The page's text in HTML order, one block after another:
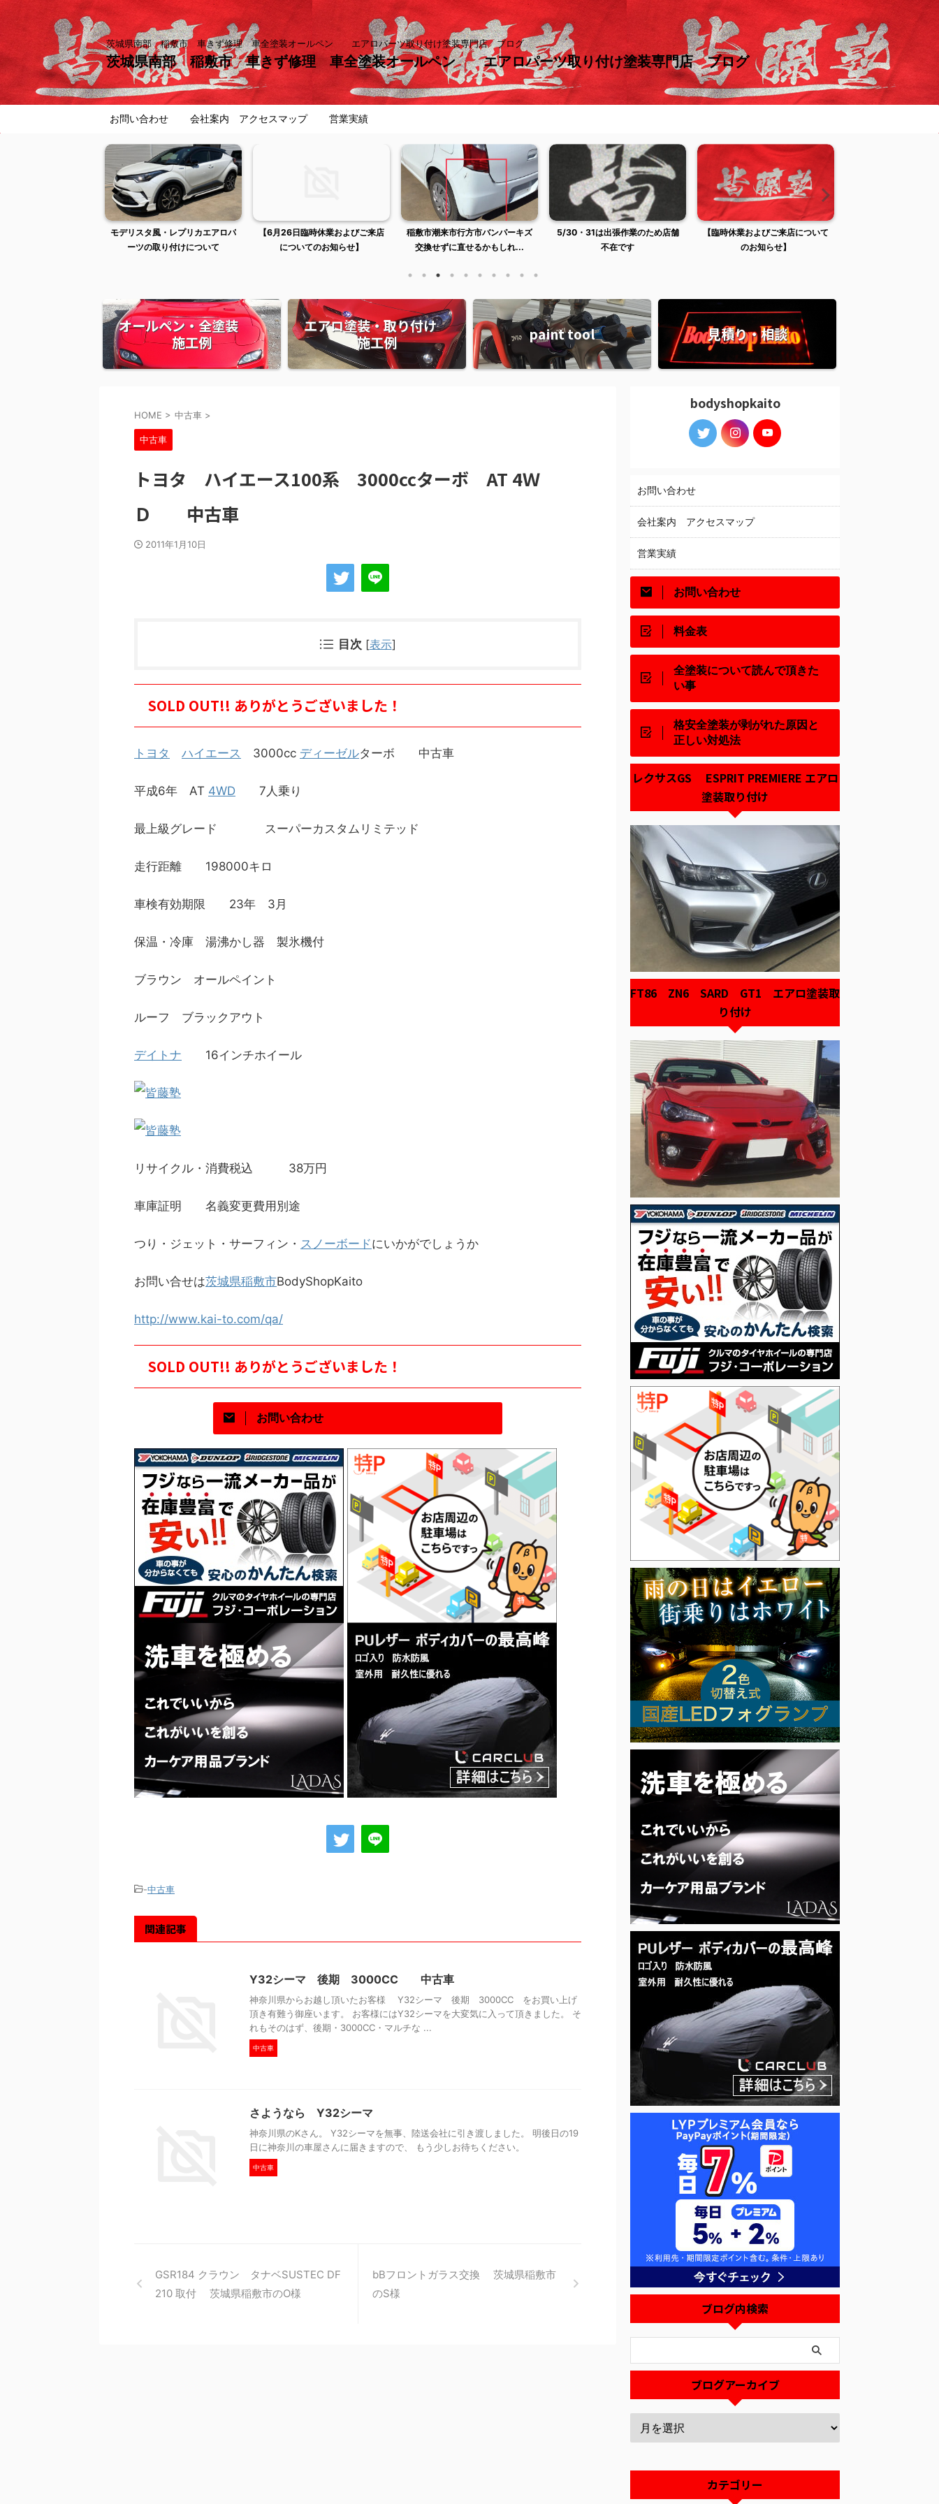
茨城県南部 稲敷市 車きず修理 車全塗装オールペン エアロパーツ取り付け塗装専門店 ブログ
茨城県南部 稲敷市 車きず修理 車全塗装オールペン エアロパーツ取り付け塗装専門店 ブログ
お問い合わせ 会社案内 アクセスマップ 営業実績
モデリスタ風・レプリカエアロパ
ーツの取り付けについて
【6月26日臨時休業およびご来店
についてのお知らせ】
稲敷市潮来市行方市バンパーキズ
交換せずに直せるかもしれ...
5/30・31は出張作業のため店舗
不在です
【臨時休業およびご来店について
のお知らせ】
オールペン・全塗装
施工例
エアロ塗装・取り付け
施工例
paint tool 見積り・相談
HOME > 中古車 >
中古車
トヨタ ハイエース100系 3000ccターボ AT 4Ｗ
Ｄ 中古車
2011年1月10日
目次 [表示]
SOLD OUT!! ありがとうございました！
トヨタ ハイエース 3000cc ディーゼルターボ 中古車
平成6年 AT 4WD 7人乗り
最上級グレード スーパーカスタムリミテッド
走行距離 198000キロ
車検有効期限 23年 3月
保温・冷庫 湯沸かし器 製氷機付
ブラウン オールペイント
ルーフ ブラックアウト
デイトナ 16インチホイール
リサイクル・消費税込 38万円
車庫証明 名義変更費用別途
つり・ジェット・サーフィン・ スノーボードにいかがでしょうか
お問い合せは茨城県稲敷市BodyShopKaito
http://www.kai-to.com/qa/
SOLD OUT!! ありがとうございました！
お問い合わせ
-中古車
関連記事
Y32シーマ 後期 3000CC 中古車
神奈川県からお越し頂いたお客様 Y32シーマ 後期 3000CC をお買い上げ
頂き有難う御座います。 お客様にはY32シーマを大変気に入って頂きました。 そ
れもそのはず、後期・3000CC・マルチな ...
中古車
さようなら Y32シーマ
神奈川県のKさん。 Y32シーマを無事、陸送会社に引き渡しました。 明後日の19
日に神奈川の車屋さんに届きますので、 もう少しお待ちください。
中古車
GSR184 クラウン タナベSUSTEC DF
210 取付 茨城県稲敷市のO様
bBフロントガラス交換 茨城県稲敷市
のS様
bodyshopkaito
お問い合わせ
会社案内 アクセスマップ
営業実績
お問い合わせ
料金表
全塗装について読んで頂きた
い事
格安全塗装が剥がれた原因と
正しい対処法
レクサスGS ESPRIT PREMIERE エアロ
塗装取り付け
FT86 ZN6 SARD GT1 エアロ塗装取
り付け
ブログ内検索
ブログアーカイブ
カテゴリー